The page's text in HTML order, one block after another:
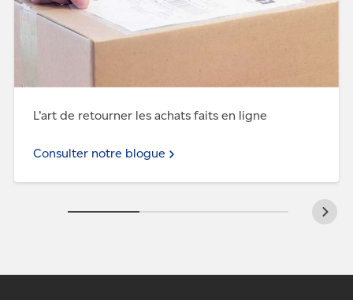
Assurez-vous que le code à barres est bien visible
et qu’il n’est dissimulé d’aucune façon (ne couvrez
L’art de retourner les achats faits en ligne
Consulter notre blogue